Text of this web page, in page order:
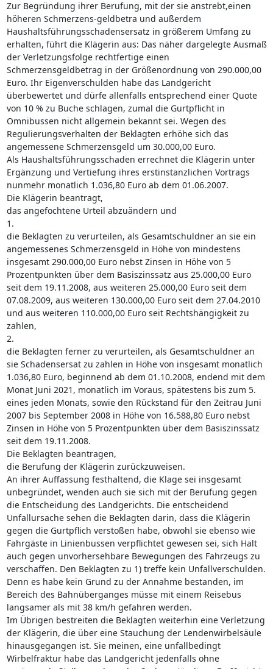
Zur Begründung ihrer Berufung, mit der sie anstrebt,einen
höheren Schmerzens-geldbetra und außerdem
Haushaltsführungsschadensersatz in größerem Umfang zu
erhalten, führt die Klägerin aus: Das näher dargelegte Ausmaß
der Verletzungsfolge rechtfertige einen
Schmerzensgeldbetrag in der Größenordnung von 290.000,00
Euro. Ihr Eigenverschulden habe das Landgericht
überbewertet und dürfe allenfalls entsprechend einer Quote
von 10 % zu Buche schlagen, zumal die Gurtpflicht in
Omnibussen nicht allgemein bekannt sei. Wegen des
Regulierungsverhalten der Beklagten erhöhe sich das
angemessene Schmerzensgeld um 30.000,00 Euro.
Als Haushaltsführungsschaden errechnet die Klägerin unter
Ergänzung und Vertiefung ihres erstinstanzlichen Vortrags
nunmehr monatlich 1.036,80 Euro ab dem 01.06.2007.
Die Klägerin beantragt,
das angefochtene Urteil abzuändern und
1.
die Beklagten zu verurteilen, als Gesamtschuldner an sie ein
angemessenes Schmerzensgeld in Höhe von mindestens
insgesamt 290.000,00 Euro nebst Zinsen in Höhe von 5
Prozentpunkten über dem Basiszinssatz aus 25.000,00 Euro
seit dem 19.11.2008, aus weiteren 25.000,00 Euro seit dem
07.08.2009, aus weiteren 130.000,00 Euro seit dem 27.04.2010
und aus weiteren 110.000,00 Euro seit Rechtshängigkeit zu
zahlen,
2.
die Beklagten ferner zu verurteilen, als Gesamtschuldner an
sie Schadensersat zu zahlen in Höhe von insgesamt monatlich
1.036,80 Euro, beginnend ab dem 01.10.2008, endend mit dem
Monat Juni 2021, monatlich im Voraus, spätestens bis zum 5.
eines jeden Monats, sowie den Rückstand für den Zeitrau Juni
2007 bis September 2008 in Höhe von 16.588,80 Euro nebst
Zinsen in Höhe von 5 Prozentpunkten über dem Basiszinssatz
seit dem 19.11.2008.
Die Beklagten beantragen,
die Berufung der Klägerin zurückzuweisen.
An ihrer Auffassung festhaltend, die Klage sei insgesamt
unbegründet, wenden auch sie sich mit der Berufung gegen
die Entscheidung des Landgerichts. Die entscheidend
Unfallursache sehen die Beklagten darin, dass die Klägerin
gegen die Gurtpflich verstoßen habe, obwohl sie ebenso wie
Fahrgäste in Linienbussen verpflichtet gewesen sei, sich Halt
auch gegen unvorhersehbare Bewegungen des Fahrzeugs zu
verschaffen. Den Beklagten zu 1) treffe kein Unfallverschulden.
Denn es habe kein Grund zu der Annahme bestanden, im
Bereich des Bahnüberganges müsse mit einem Reisebus
langsamer als mit 38 km/h gefahren werden.
Im Übrigen bestreiten die Beklagten weiterhin eine Verletzung
der Klägerin, die über eine Stauchung der Lendenwirbelsäule
hinausgegangen ist. Sie meinen, eine unfallbedingt
Wirbelfraktur habe das Landgericht jedenfalls ohne